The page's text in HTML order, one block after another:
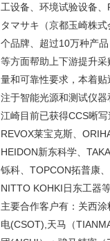
工设备、环境试验设备
タマサキ（京都玉崎株
个品牌、超过10万种产
等方面帮助上下游提升
量和可靠性要求，本着
注于智能光源和测试仪
江崎目前已获得CCS晰
REVOX莱宝克斯、
HEIDON新东科学、
铄科、TOPCON拓普康
NITTO KOHKI日东工
主要合作客户有：关西
电(CSOT),天马（